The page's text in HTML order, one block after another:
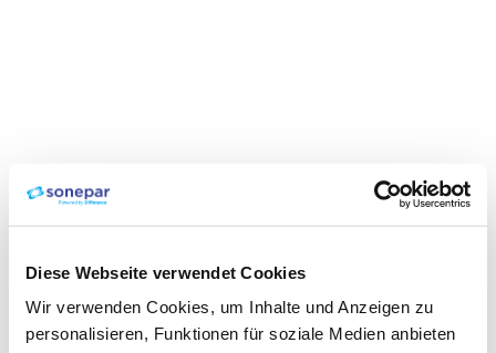
Diese Webseite verwendet Cookies
Wir verwenden Cookies, um Inhalte und Anzeigen zu
personalisieren, Funktionen für soziale Medien anbieten